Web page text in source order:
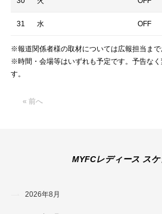
31 水 OFF
※報道関係者様の取材については広報担当まで
※時間・会場等はいずれも予定です。予告なく
す。
« 前へ
MYFCレディース ス
2026年8月